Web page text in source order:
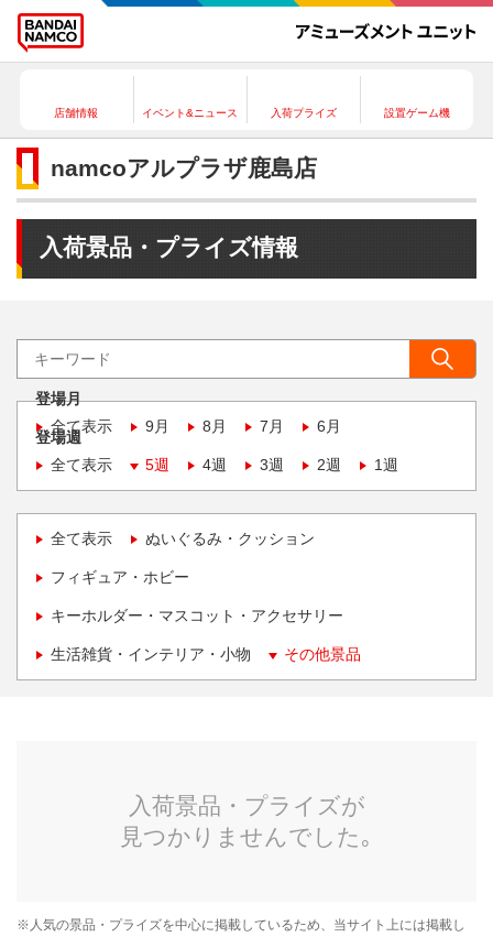
店舗情報 イベント&ニュース 入荷プライズ 設置ゲーム機
namcoアルプラザ鹿島店
入荷景品・プライズ情報
登場月
全て表示
9月 8月 7月 6月
登場週
全て表示
5週 4週 3週 2週 1週
全て表示 ぬいぐるみ・クッション
フィギュア・ホビー
キーホルダー・マスコット・アクセサリー
生活雑貨・インテリア・小物 その他景品